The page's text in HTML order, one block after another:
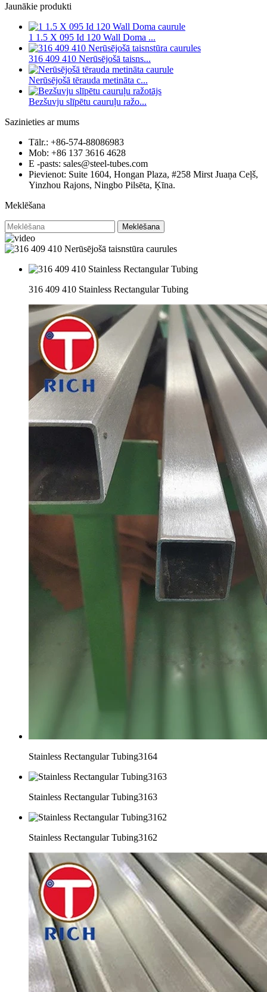
Jaunākie produkti
1 1.5 X 095 Id 120 Wall Doma ...
316 409 410 Nerūsējošā taisns...
Nerūsējošā tērauda metināta c...
Bezšuvju slīpētu cauruļu ražo...
Sazinieties ar mums
Tālr.: +86-574-88086983
Mob: +86 137 3616 4628
E -pasts: sales@steel-tubes.com
Pievienot: Suite 1604, Hongan Plaza, #258 Mirst Juaņa Ceļš,
Yinzhou Rajons, Ningbo Pilsēta, Ķīna.
Meklēšana
Meklēšana
316 409 410 Stainless Rectangular Tubing
Stainless Rectangular Tubing3164
Stainless Rectangular Tubing3163
Stainless Rectangular Tubing3162